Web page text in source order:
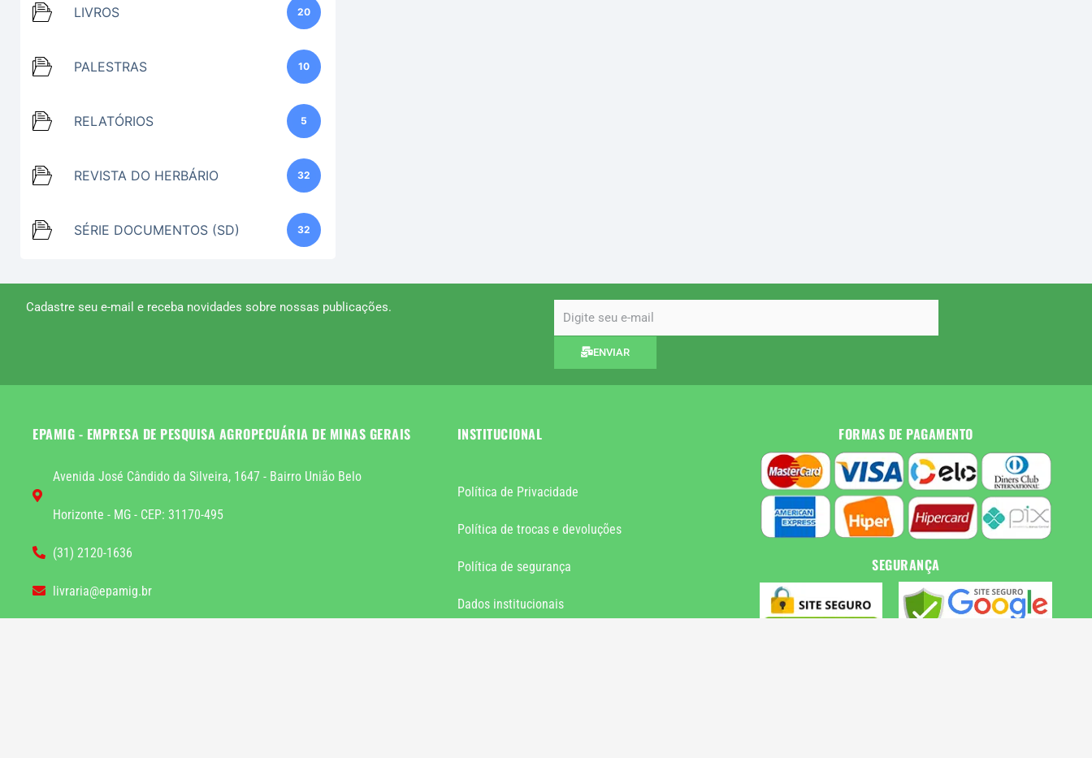
LIVROS 20
PALESTRAS 10
RELATÓRIOS 5
REVISTA DO HERBÁRIO 32
SÉRIE DOCUMENTOS (SD) 32
Cadastre seu e-mail e receba novidades sobre nossas publicações.
ENVIAR
EPAMIG - EMPRESA DE PESQUISA AGROPECUÁRIA DE MINAS GERAIS
Avenida José Cândido da Silveira, 1647 - Bairro União Belo
Horizonte - MG - CEP: 31170-495
(31) 2120-1636
livraria@epamig.br
INSTITUCIONAL
Política de Privacidade
Política de trocas e devoluções
Política de segurança
Dados institucionais
FORMAS DE PAGAMENTO
SEGURANÇA